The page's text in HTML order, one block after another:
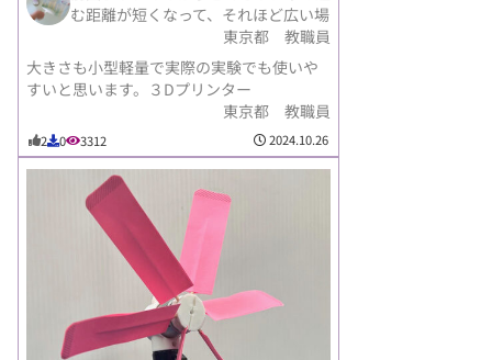
む距離が短くなって、それほど広い場
東京都 教職員
大きさも小型軽量で実際の実験でも使いや
すいと思います。３Dプリンター
東京都 教職員
2 0 3312 2024.10.26